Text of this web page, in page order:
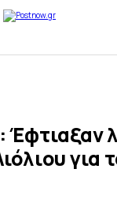
Έφτιαξαν
για